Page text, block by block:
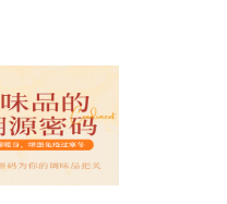
应用显得尤为重要。